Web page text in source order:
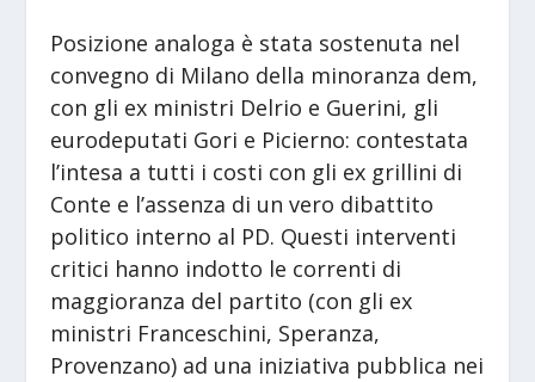
Posizione analoga è stata sostenuta nel
convegno di Milano della minoranza dem,
con gli ex ministri Delrio e Guerini, gli
eurodeputati Gori e Picierno: contestata
l’intesa a tutti i costi con gli ex grillini di
Conte e l’assenza di un vero dibattito
politico interno al PD. Questi interventi
critici hanno indotto le correnti di
maggioranza del partito (con gli ex
ministri Franceschini, Speranza,
Provenzano) ad una iniziativa pubblica nei